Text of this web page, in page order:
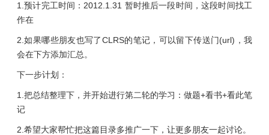
1.预计完工时间：2012.1.31 暂时推后一段时间，这段时间找工
作在
2.如果哪些朋友也写了CLRS的笔记，可以留下传送门(url)，我
会在下方添加汇总。
下一步计划：
1.把总结整理下，并开始进行第二轮的学习：做题+看书+看此笔
记
2.希望大家帮忙把这篇目录多推广一下，让更多朋友一起讨论。